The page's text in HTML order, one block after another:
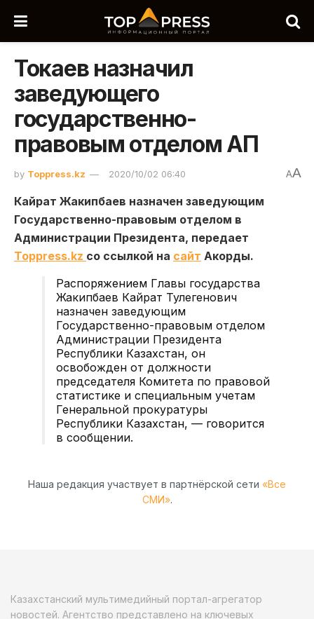
Токаев назначил
заведующего
государственно-
правовым отделом АП
by Toppress.kz 2020/10/02 06:40 AA
Кайрат Жакипбаев назначен заведующим
Государственно-правовым отделом в
Администрации Президента, передает
Toppress.kz со ссылкой на сайт Акорды.
Распоряжением Главы государства
Жакипбаев Кайрат Тулегенович
назначен заведующим
Государственно-правовым отделом
Администрации Президента
Республики Казахстан, он
освобожден от должности
председателя Комитета по правовой
статистике и специальным учетам
Генеральной прокуратуры
Республики Казахстан, — говорится
в сообщении.
Наша редакция участвует в партнёрской сети «Все
СМИ».
Казахстанский мультимедийный портал-агрегатор
новостей. Агентство представлено на ключевых